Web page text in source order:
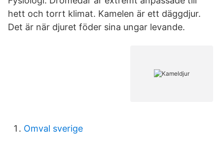
hett och torrt klimat. Kamelen är ett däggdjur.
Det är när djuret föder sina ungar levande.
Omval sverige